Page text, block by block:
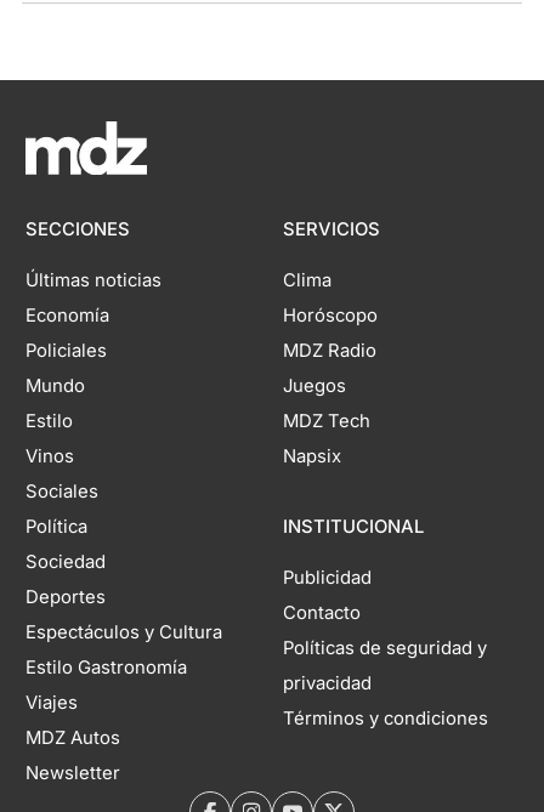
SECCIONES
Últimas noticias
Economía
Policiales
Mundo
Estilo
Vinos
Sociales
Política
Sociedad
Deportes
Espectáculos y Cultura
Estilo Gastronomía
Viajes
MDZ Autos
Newsletter
SERVICIOS
Clima
Horóscopo
MDZ Radio
Juegos
MDZ Tech
Napsix
INSTITUCIONAL
Publicidad
Contacto
Políticas de seguridad y
privacidad
Términos y condiciones